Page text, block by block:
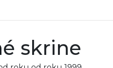
skrine